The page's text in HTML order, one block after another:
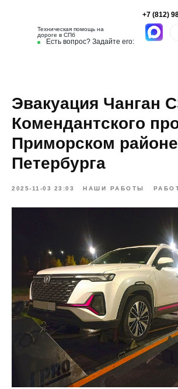
Есть вопрос? Задайте его:
+7 (812)
Техническая помощь на
дороге в СПб
Эвакуация Чанган
Комендантского
Приморском
Петербурга
2025-11-03 23:03 НАШИ РАБОТЫ